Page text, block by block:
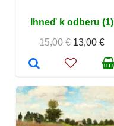
Ihneď k odberu (1)
15,00 € 13,00 €